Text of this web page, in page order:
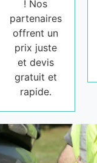
! Nos
partenaires
offrent un
prix juste
et devis
gratuit et
rapide.